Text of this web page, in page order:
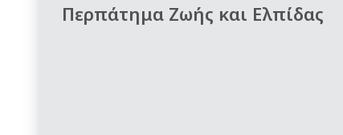
Περπάτημα Ζωής και Ελπίδας